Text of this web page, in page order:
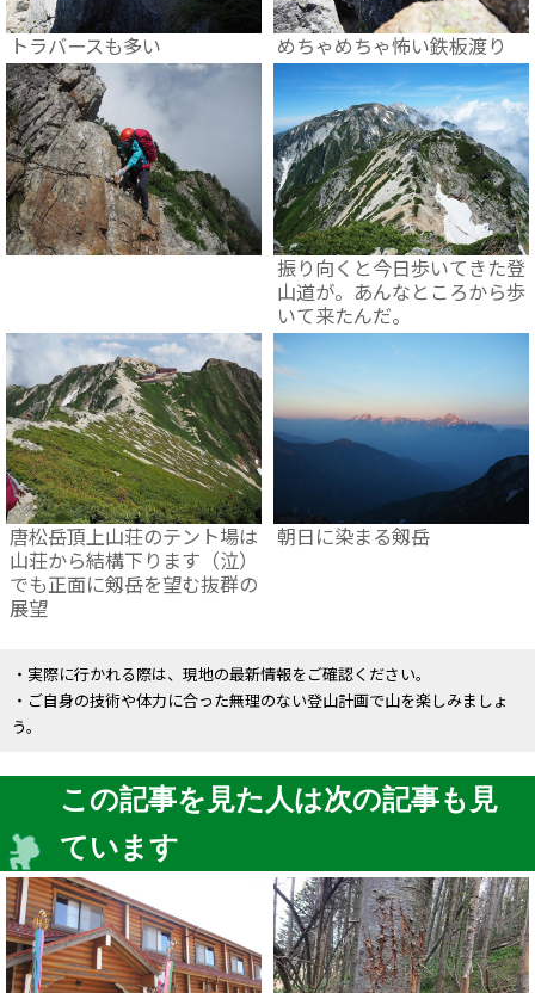
トラバースも多い めちゃめちゃ怖い鉄板渡り
振り向くと今日歩いてきた登
山道が。あんなところから歩
いて来たんだ。
唐松岳頂上山荘のテント場は
山荘から結構下ります（泣）
でも正面に剱岳を望む抜群の
展望
朝日に染まる剱岳
・実際に行かれる際は、現地の最新情報をご確認ください。
・ご自身の技術や体力に合った無理のない登山計画で山を楽しみましょ
う。
この記事を見た人は次の記事も見
ています